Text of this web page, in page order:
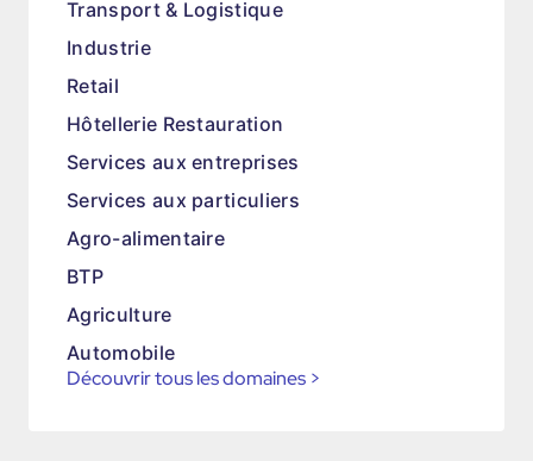
Transport & Logistique
Industrie
Retail
Hôtellerie Restauration
Services aux entreprises
Services aux particuliers
Agro-alimentaire
BTP
Agriculture
Automobile
Découvrir tous les domaines >